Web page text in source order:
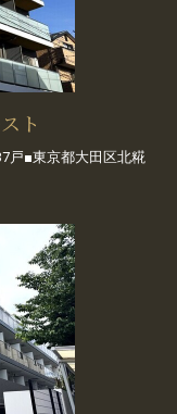
ト
戸■東京都大田区北糀